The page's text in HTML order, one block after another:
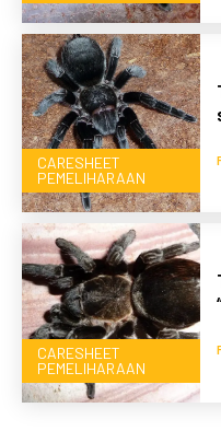
CARESHEET
PEMELIHARAAN
CARESHEET
PEMELIHARAAN